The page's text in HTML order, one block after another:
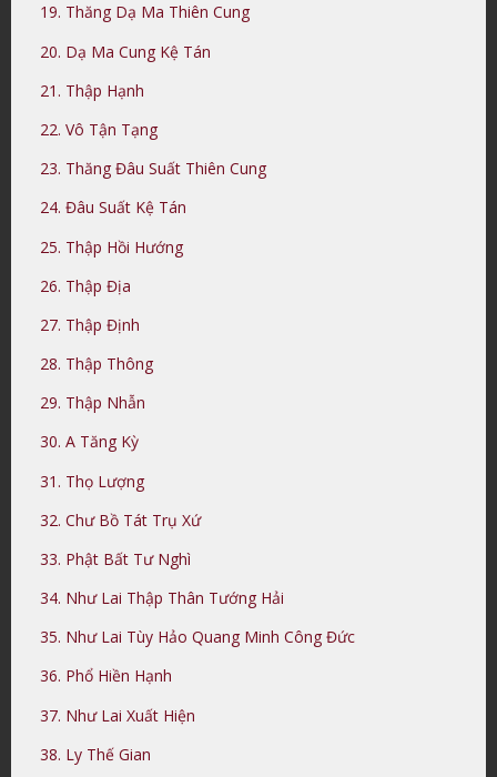
19. Thăng Dạ Ma Thiên Cung
20. Dạ Ma Cung Kệ Tán
21. Thập Hạnh
22. Vô Tận Tạng
23. Thăng Đâu Suất Thiên Cung
24. Đâu Suất Kệ Tán
25. Thập Hồi Hướng
26. Thập Địa
27. Thập Định
28. Thập Thông
29. Thập Nhẫn
30. A Tăng Kỳ
31. Thọ Lượng
32. Chư Bồ Tát Trụ Xứ
33. Phật Bất Tư Nghì
34. Như Lai Thập Thân Tướng Hải
35. Như Lai Tùy Hảo Quang Minh Công Đức
36. Phổ Hiền Hạnh
37. Như Lai Xuất Hiện
38. Ly Thế Gian